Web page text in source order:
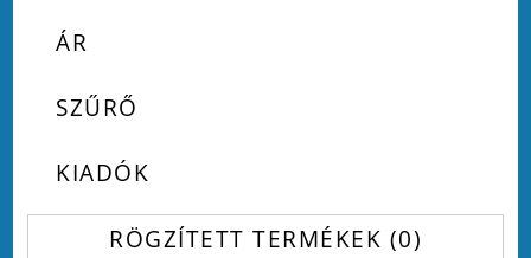
ÁR
SZŰRŐ
KIADÓK
RÖGZÍTETT TERMÉKEK 0